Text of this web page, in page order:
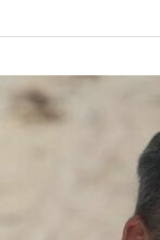
Is
Groen